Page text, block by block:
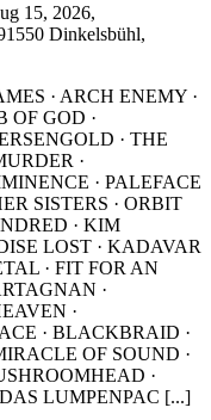
15, 2026,
Dinkelsbühl,
· ARCH ENEMY ·
OF GOD ·
· THE
·
· PALEFACE
SISTERS · ORBIT
· KIM
LOST · KADAVAR
· FIT FOR AN
·
·
· BLACKBRAID ·
OF SOUND ·
·
LUMPENPAC [...]